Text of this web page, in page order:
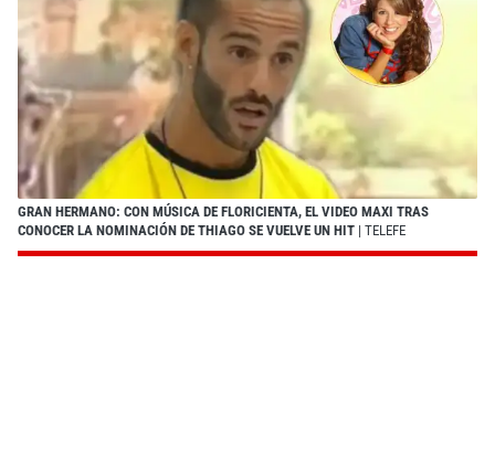
GRAN HERMANO: CON MÚSICA DE FLORICIENTA, EL VIDEO MAXI TRAS
CONOCER LA NOMINACIÓN DE THIAGO SE VUELVE UN HIT | TELEFE